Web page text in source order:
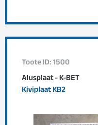
Toote ID: 1500
Alusplaat - K-BET
Kiviplaat KB2